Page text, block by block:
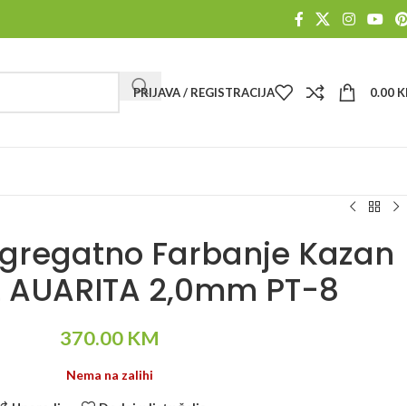
PRIJAVA / REGISTRACIJA 0.00
Farbanje Kazan
2,0mm PT-8
370.00 KM
Nema na zalihi